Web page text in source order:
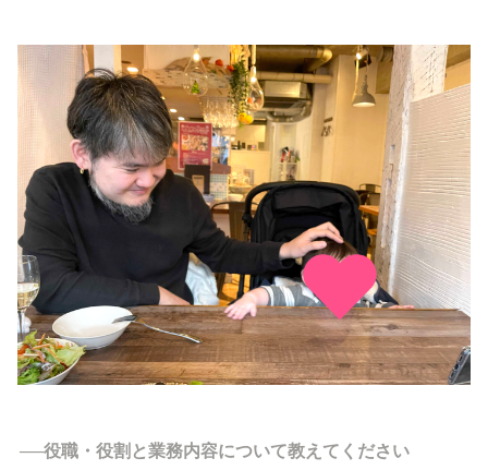
──役職・役割と業務内容について教えてください